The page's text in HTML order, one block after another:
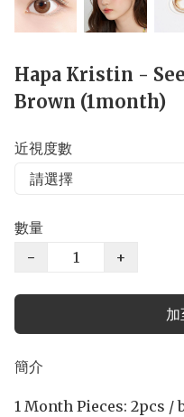
Hapa Kristin -
Brown (1month)
近視度數
數量
−
+
簡介
1 Month Pieces: 2pcs /